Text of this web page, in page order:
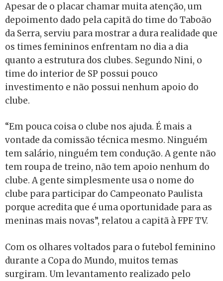
Apesar de o placar chamar muita atenção, um
depoimento dado pela capitã do time do Taboão
da Serra, serviu para mostrar a dura realidade que
os times femininos enfrentam no dia a dia
quanto a estrutura dos clubes. Segundo Nini, o
time do interior de SP possui pouco
investimento e não possui nenhum apoio do
clube.
“Em pouca coisa o clube nos ajuda. É mais a
vontade da comissão técnica mesmo. Ninguém
tem salário, ninguém tem condução. A gente não
tem roupa de treino, não tem apoio nenhum do
clube. A gente simplesmente usa o nome do
clube para participar do Campeonato Paulista
porque acredita que é uma oportunidade para as
meninas mais novas”, relatou a capitã à FPF TV.
Com os olhares voltados para o futebol feminino
durante a Copa do Mundo, muitos temas
surgiram. Um levantamento realizado pelo